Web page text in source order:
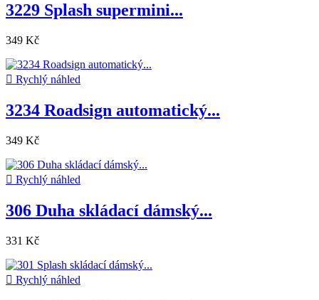
3229 Splash supermini...
349 Kč
 Rychlý náhled
3234 Roadsign automatický...
349 Kč
 Rychlý náhled
306 Duha skládací dámský...
331 Kč
 Rychlý náhled